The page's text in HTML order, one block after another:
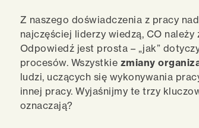
Z naszego doświadczenia z pracy
najczęściej liderzy wiedzą, CO
Odpowiedź jest prosta – „jak”
procesów. Wszystkie zmiany
ludzi, uczących się wykonywania
innej pracy. Wyjaśnijmy te trzy
oznaczają?